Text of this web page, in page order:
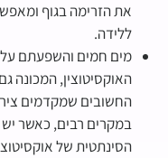
את הזרימה בגוף
ללידה.
מים חמים והשפעתם על
האוקסיטוצין, המכונה
החשובים שמקדמים
במקרים רבים, כאשר יש
הסינתטית של